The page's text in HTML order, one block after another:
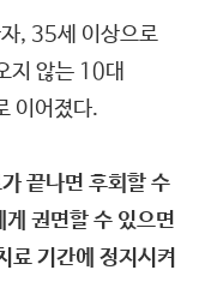
, 35세 이상으로
지 않는 10대
이어졌다.
끝나면 후회할 수
권면할 수 있으면
료 기간에 정지시켜